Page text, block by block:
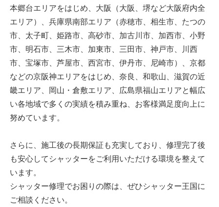
本郷台エリアをはじめ、大阪（大阪、堺など大阪府内全
エリア）、兵庫県南部エリア（赤穂市、相生市、たつの
市、太子町、姫路市、高砂市、加古川市、加西市、小野
市、明石市、三木市、加東市、三田市、神戸市、川西
市、宝塚市、芦屋市、西宮市、伊丹市、尼崎市）、京都
などの京阪神エリアをはじめ、奈良、和歌山、滋賀の近
畿エリア、岡山・倉敷エリア、広島県福山エリアと幅広
い各地域で多くの実績を積み重ね、お客様満足度向上に
努めています。
さらに、施工後の長期保証も充実しており、修理完了後
も安心してシャッターをご利用いただける環境を整えて
います。
シャッター修理でお困りの際は、ぜひシャッター王国に
ご相談ください。